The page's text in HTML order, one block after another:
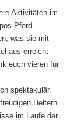
Aktivitäten im
Pferd
was sie mit
aus erreicht
euch vieren für
spektakulär.
Helfern
im Laufe der